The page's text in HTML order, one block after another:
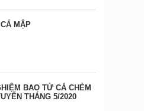
MẬP
BAO TỬ CÁ CHẺM
THÁNG 5/2020